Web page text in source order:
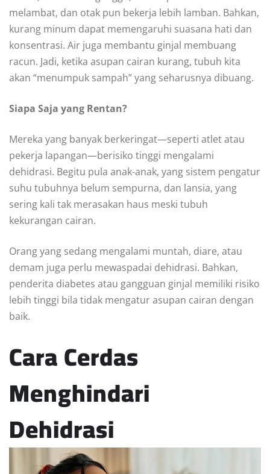
melambat, dan otak pun bekerja lebih lamban. Bahkan,
kurang minum dapat memengaruhi suasana hati dan
konsentrasi. Air juga membantu ginjal membuang
racun. Jadi, ketika asupan cairan kurang, tubuh kita
akan “menumpuk sampah” yang seharusnya dibuang.
Siapa Saja yang Rentan?
Mereka yang banyak berkeringat—seperti atlet atau
pekerja lapangan—berisiko tinggi mengalami
dehidrasi. Begitu pula anak-anak, yang sistem pengatur
suhu tubuhnya belum sempurna, dan lansia, yang
sering kali tak merasakan haus meski tubuh
kekurangan cairan.
Orang yang sedang mengalami muntah, diare, atau
demam juga perlu mewaspadai dehidrasi. Bahkan,
penderita diabetes atau gangguan ginjal memiliki risiko
lebih tinggi bila tidak mengatur asupan cairan dengan
baik.
Cara Cerdas
Menghindari
Dehidrasi